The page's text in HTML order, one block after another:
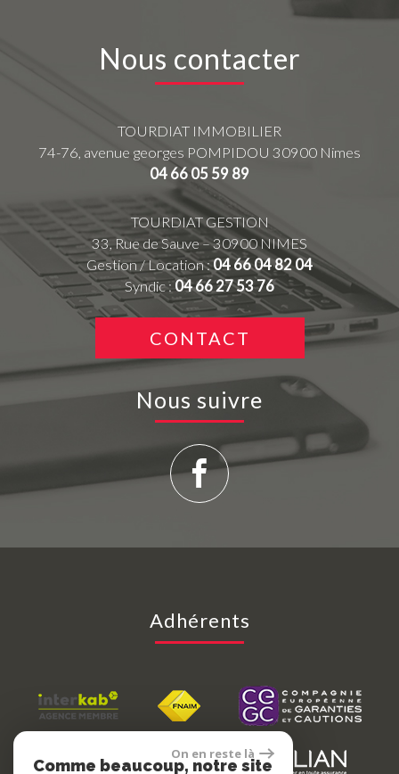
Nous contacter
TOURDIAT IMMOBILIER
74-76, avenue georges POMPIDOU 30900 Nimes
04 66 05 59 89
TOURDIAT GESTION
33, Rue de Sauve – 30900 NIMES
Gestion / Location :04 66 04 82 04
Syndic :04 66 27 53 76
CONTACT
Nous suivre
Adhérents
On en reste là
Comme beaucoup, notre site